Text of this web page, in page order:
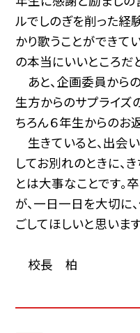
ルでしのぎを削った経
かり歌うことができて
の本当にいいところだ
あと、企画委員からの
生方からのサプライズ
ちろん６年生からのお
生きていると、出会
してお別れのときに、
とは大事なことです。
が、一日一日を大切に
ごしてほしいと思います
校長 柏